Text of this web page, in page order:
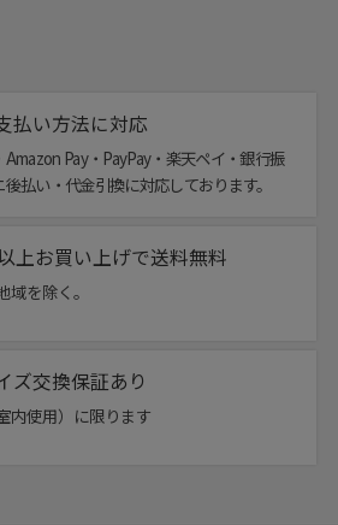
払い方法に対応
Pay・PayPay・楽天ペイ・銀行振
払い・代金引換に対応しております。
上お買い上げで送料無料
域を除く。
ズ交換保証あり
内使用）に限ります